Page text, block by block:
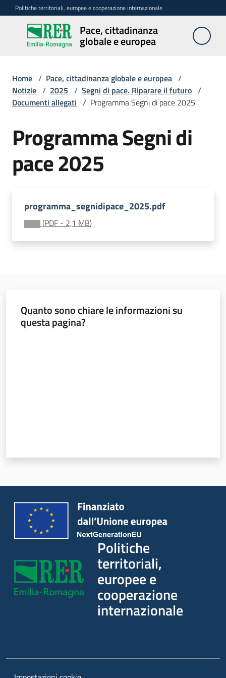
Vai al contenuto
Vai alla navigazione
Vai al footer
Politiche territoriali, europee e cooperazione internazionale
Pace, cittadinanza
globale e europea
Pace,
cittadinanza
europea
Promozione
pace
europea
alla
Servizi
Leggi Atti Bandi
Piani Programmi Progetti
Home / Pace, cittadinanza globale e europea /
Notizie / 2025 / Segni di pace. Riparare il futuro /
Documenti allegati / Programma Segni di pace 2025
Programma Segni di
pace 2025
programma_segnidipace_2025.pdf
(PDF - 2,1 MB)
Quanto sono chiare le informazioni su
questa pagina?
Politiche
territoriali,
europee e
cooperazione
internazionale